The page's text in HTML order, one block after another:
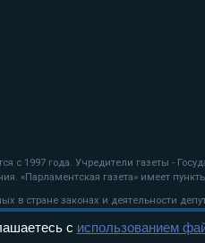
с 1997 года. Учредители газеты -
«Парламентская газета» имеет
стране законах и деятельности
с использованием